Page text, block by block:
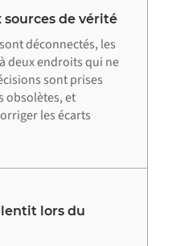
sources de vérité
déconnectés, les
deux endroits qui ne
sont prises
obsolètes, et
les écarts
lors du